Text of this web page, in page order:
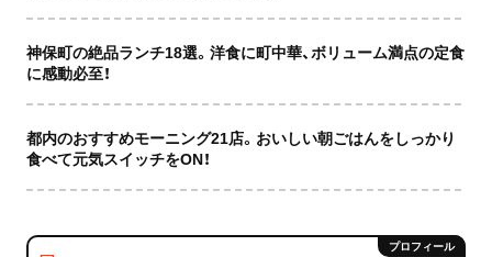
神保町の絶品ランチ18選。洋食に町中華、ボリューム満点の定食
に感動必至！
都内のおすすめモーニング21店。おいしい朝ごはんをしっかり
食べて元気スイッチをON！